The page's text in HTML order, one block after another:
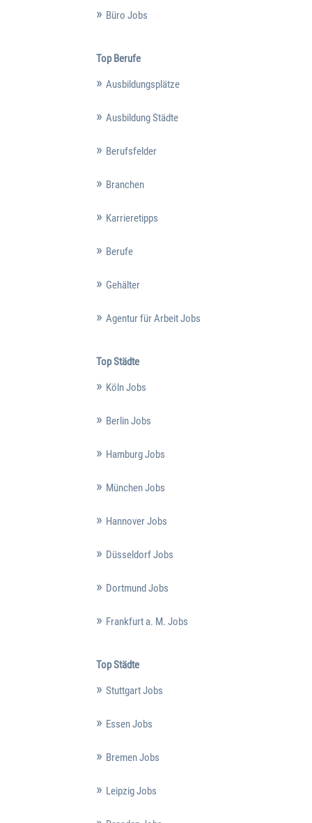
Büro Jobs
Top Berufe
Ausbildungsplätze
Ausbildung Städte
Berufsfelder
Branchen
Karrieretipps
Berufe
Gehälter
Agentur für Arbeit Jobs
Top Städte
Köln Jobs
Berlin Jobs
Hamburg Jobs
München Jobs
Hannover Jobs
Düsseldorf Jobs
Dortmund Jobs
Frankfurt a. M. Jobs
Top Städte
Stuttgart Jobs
Essen Jobs
Bremen Jobs
Leipzig Jobs